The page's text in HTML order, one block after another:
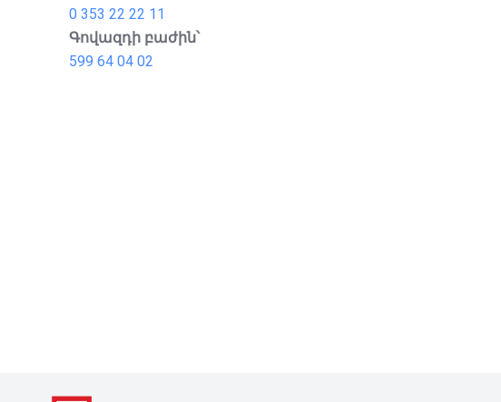
0 353 22 22 11
Գովազդի բաժին՝
599 64 04 02